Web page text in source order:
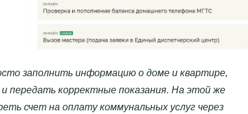
заполнить информацию о доме и квартире,
передать корректные показания. На этой же
счет на оплату коммунальных услуг через